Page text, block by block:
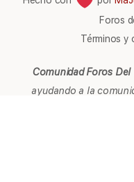
Foros
Términos y
Comunidad Foros Del
ayudando a la